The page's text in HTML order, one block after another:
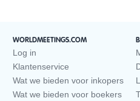
WORLDMEETINGS.COM
Log in
Klantenservice
Wat we bieden voor inkopers
Wat we bieden voor boekers